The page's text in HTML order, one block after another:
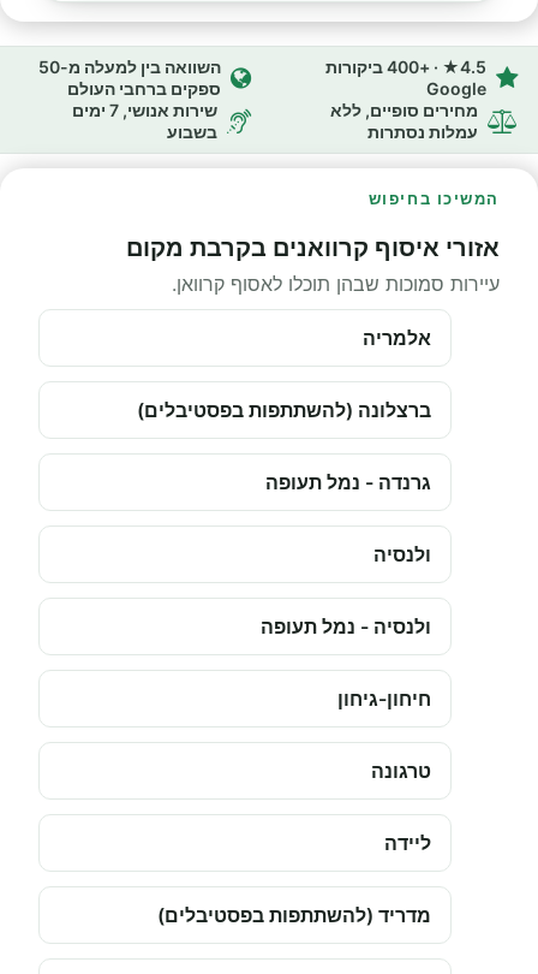
4.5★ · +400 ביקורות
Google
השוואה בין למעלה מ-50
ספקים ברחבי העולם
מחירים סופיים, ללא
עמלות נסתרות
שירות אנושי, 7 ימים
בשבוע
המשיכו בחיפוש
אזורי איסוף קרוואנים בקרבת מקום
עיירות סמוכות שבהן תוכלו לאסוף קרוואן.
אלמריה
ברצלונה (להשתתפות בפסטיבלים)
גרנדה - נמל תעופה
ולנסיה
ולנסיה - נמל תעופה
חיחון-גיחון
טרגונה
ליידה
מדריד (להשתתפות בפסטיבלים)